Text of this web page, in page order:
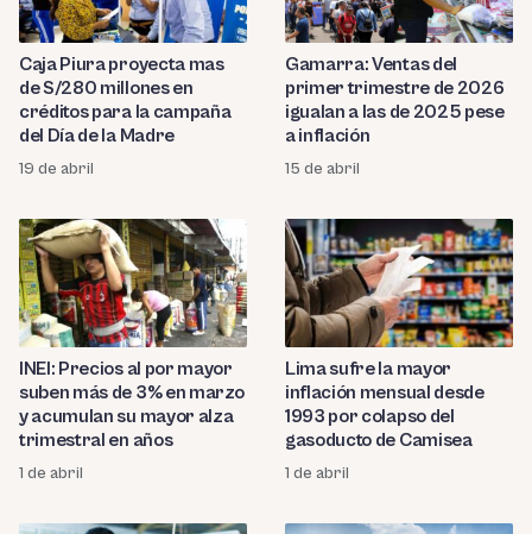
Caja Piura proyecta mas
de S/280 millones en
créditos para la campaña
del Día de la Madre
19 de abril
Gamarra: Ventas del
primer trimestre de 2026
igualan a las de 2025 pese
a inflación
15 de abril
INEI: Precios al por mayor
suben más de 3% en marzo
y acumulan su mayor alza
trimestral en años
1 de abril
Lima sufre la mayor
inflación mensual desde
1993 por colapso del
gasoducto de Camisea
1 de abril